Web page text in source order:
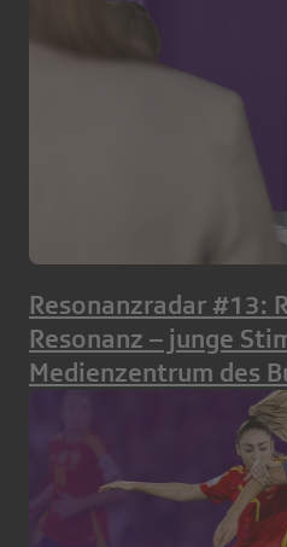
Resonanzradar #13:
Resonanz – junge
Medienzentrum des